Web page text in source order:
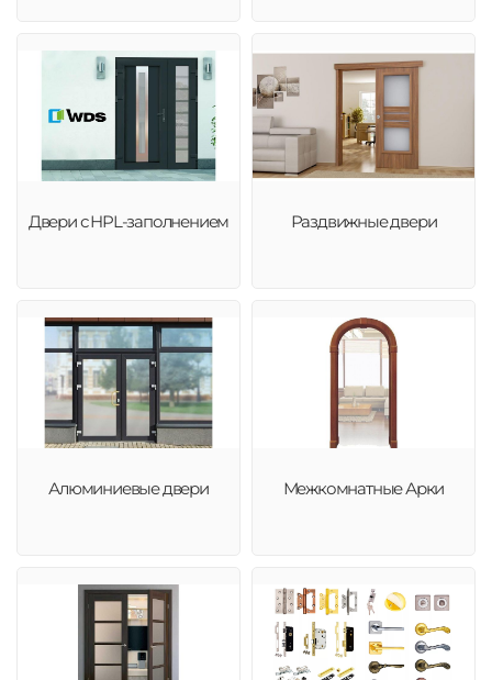
Двери с HPL-заполнением Раздвижные двери
Алюминиевые двери Межкомнатные Арки